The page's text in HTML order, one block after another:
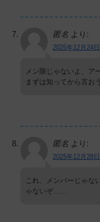
匿名 より:
2025年12月24
メン限じゃないよ、ア
まずは知ってから言おう
匿名 より:
2025年12月28
これ、メンバーじゃな
ゃないぞ……